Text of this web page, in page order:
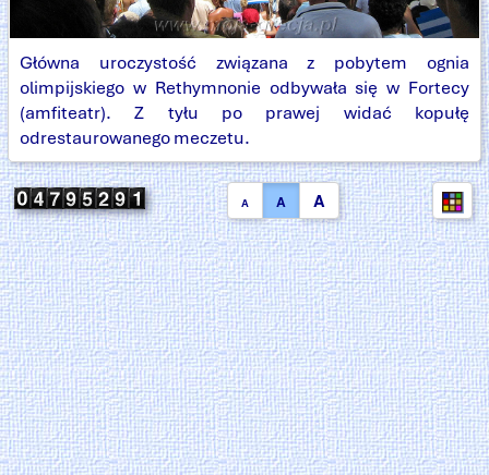
Główna uroczystość związana z pobytem ognia
olimpijskiego w Rethymnonie odbywała się w Fortecy
(amfiteatr). Z tyłu po prawej widać kopułę
odrestaurowanego meczetu.
A A A